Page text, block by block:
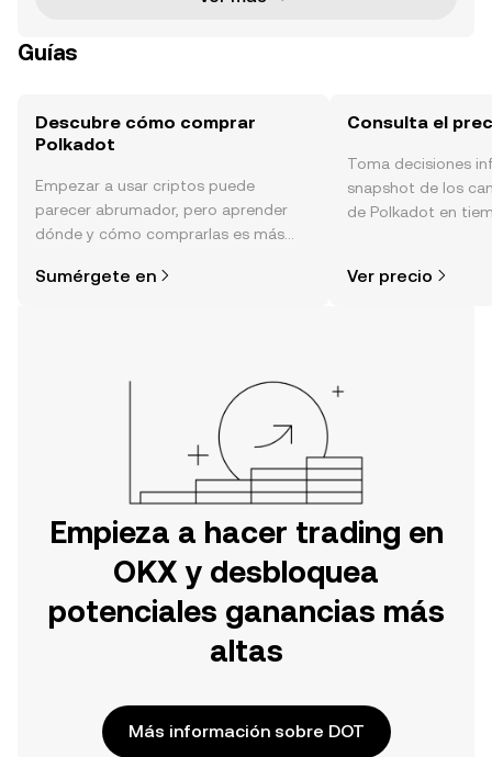
Guías
Descubre cómo comprar
Polkadot
Empezar a usar criptos puede
parecer abrumador, pero aprender
dónde y cómo comprarlas es más
tu aventura en la aplicación móvil de
Sumérgete en
Consulta el
Toma decisiones
snapshot de los
de Polkadot en
Ver precio
Empieza a hacer trading en
OKX y desbloquea
potenciales ganancias más
altas
Más información sobre DOT